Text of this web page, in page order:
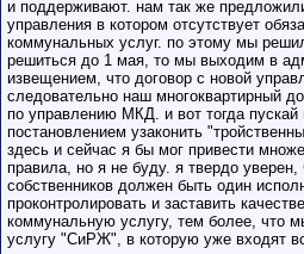
и поддерживают. нам так же
управления в котором отсутствует
коммунальных услуг. по этому мы
решиться до 1 мая, то мы выходим в
извещением, что договор с новой
следовательно наш многоквартирный
по управлению МКД. и вот тогда пускай
постановлением узаконить
здесь и сейчас я бы мог привести
правила, но я не буду. я твердо
собственников должен быть один
проконтролировать и заставить
коммунальную услугу, тем более, что
услугу "СиРЖ", в которую уже входят